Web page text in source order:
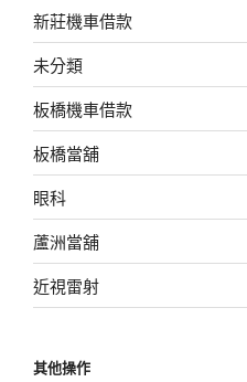
新莊機車借款
未分類
板橋機車借款
板橋當舖
眼科
蘆洲當舖
近視雷射
其他操作